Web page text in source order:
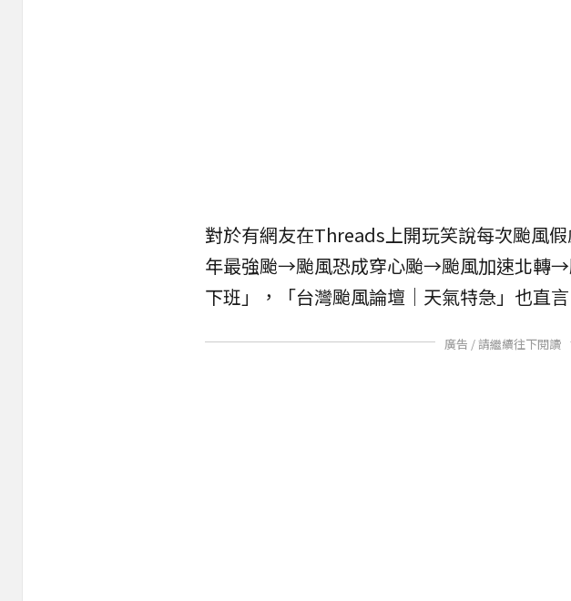
對於有網友在Threads上開玩笑說每次颱風
年最強颱→颱風恐成穿心颱→颱風加速北轉
下班」，「台灣颱風論壇｜天氣特急」也直
廣告 / 請繼續往下閱讀